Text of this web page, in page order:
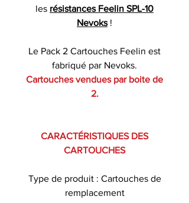
les résistances Feelin SPL-10
Nevoks!
Le Pack 2 Cartouches Feelin est
fabriqué par Nevoks.
Cartouches vendues par boite de
2.
CARACTÉRISTIQUES DES
CARTOUCHES
Type de produit : Cartouches de
remplacement